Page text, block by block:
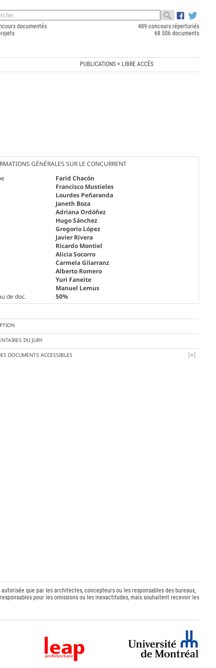
documentés
489 concours répertoriés
68 506 documents
PUBLICATIONS + LIBRE ACCÈS
GÉNÉRALES SUR LE CONCURRENT
Farid Chacón
Francisco Mustieles
Lourdes Peñaranda
Janeth Boza
Adriana Ordóñez
Hugo Sánchez
Gregorio López
Javier Rivera
Ricardo Montiel
Alicia Socorro
Carmela Gilarranz
Alberto Romero
Yuri Faneite
Manuel Lemus
de doc.
50%
DU JURY
DOCUMENTS ACCESSIBLES
que par les architectes, concepteurs ou les responsables des bureaux,
pour les omissions ou les inexactitudes, mais souhaitent recevoir les